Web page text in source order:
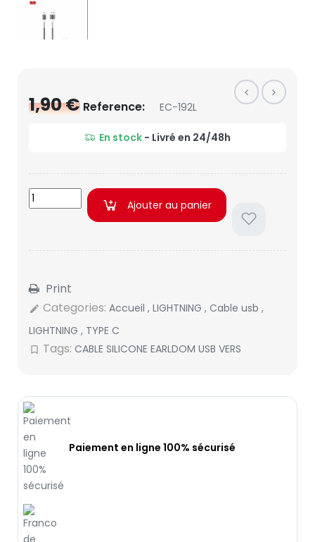
1,90 € Reference: EC-192L
En stock - Livré en 24/48h
Ajouter au panier
Print
edit Categories: Accueil , LIGHTNING , Cable usb ,
LIGHTNING , TYPE C
bookmark_border Tags: CABLE SILICONE EARLDOM USB VERS
Paiement en ligne 100% sécurisé